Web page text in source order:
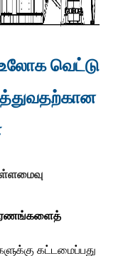
உலோக வெட்டு
கட்டமைப்பது